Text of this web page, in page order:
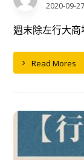
2020-09-27
週末除左行大商
Read Mores